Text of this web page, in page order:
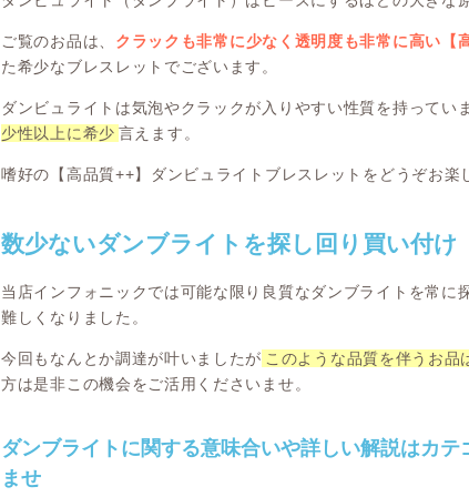
ご覧のお品は、 クラックも非常に少なく透明度も非常に高い【
た希少なブレスレットでございます。
ダンビュライトは気泡やクラックが入りやすい性質を持ってい
少性以上に希少 言えます。
嗜好の【高品質++】ダンビュライトブレスレットをどうぞお楽
数少ないダンブライトを探し回り買い付け
当店インフォニックでは可能な限り良質なダンブライトを常に
難しくなりました。
今回もなんとか調達が叶いましたが このような品質を伴うお品
方は是非この機会をご活用くださいませ。
ダンブライトに関する意味合いや詳しい解説はカ
ませ